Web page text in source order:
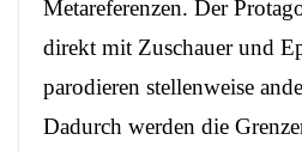
Metareferenzen. Der
direkt mit Zuschauer und
parodieren stellenweise
Dadurch werden die